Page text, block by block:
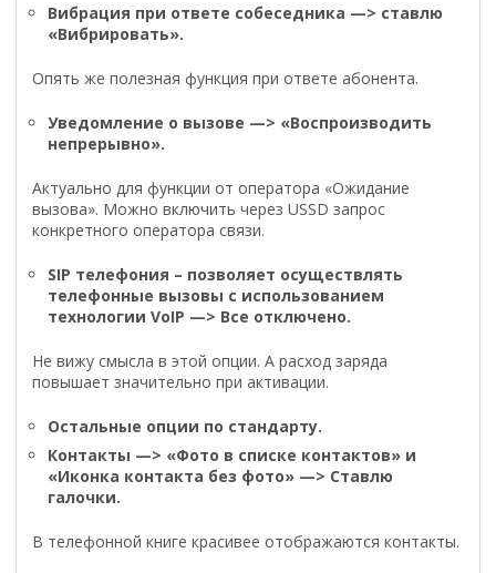
Вибрация при ответе собеседника —> ставлю
«Вибрировать».
Опять же полезная функция при ответе абонента.
Уведомление о вызове —> «Воспроизводить
непрерывно».
Актуально для функции от оператора «Ожидание
вызова». Можно включить через USSD запрос
конкретного оператора связи.
SIP телефония – позволяет осуществлять
телефонные вызовы с использованием
технологии VoIP —> Все отключено.
Не вижу смысла в этой опции. А расход заряда
повышает значительно при активации.
Остальные опции по стандарту.
Контакты —> «Фото в списке контактов» и
«Иконка контакта без фото» —> Ставлю
галочки.
В телефонной книге красивее отображаются контакты.